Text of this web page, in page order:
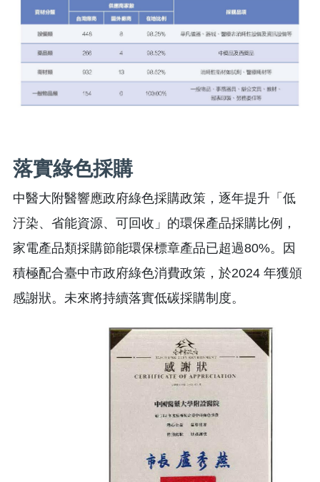
落實綠色採購
中醫大附醫響應政府綠色採購政策，逐年提升「低
汙染、省能資源、可回收」的環保產品採購比例，
家電產品類採購節能環保標章產品已超過80%。因
積極配合臺中市政府綠色消費政策，於2024 年獲頒
感謝狀。未來將持續落實低碳採購制度。